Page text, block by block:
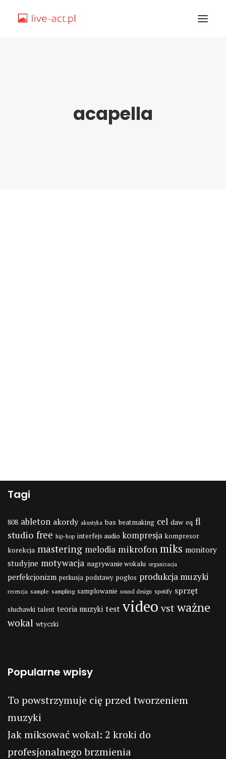
acapella
Tagi
808 ableton akordy akustyka bas beatmaking cel daw eq fl
studio free hip-hop interfejs audio kompresja kompresor
korekcja mastering melodia mikrofon miks monitory
studyjne motywacja nagrywanie wokalu organizacja
perfekcjonizm perkusja podstawy pogłos produkcja muzyki
recenzja sample sampling samplowanie sound design spotify sprzęt
słuchawki talent teoria muzyki test video vst ważne
wokal wtyczki
Popularne wpisy
To powstrzymuje cię przed tworzeniem
muzyki
Jak miksować wokal: 2 kroki do
profesjonalnego brzmienia